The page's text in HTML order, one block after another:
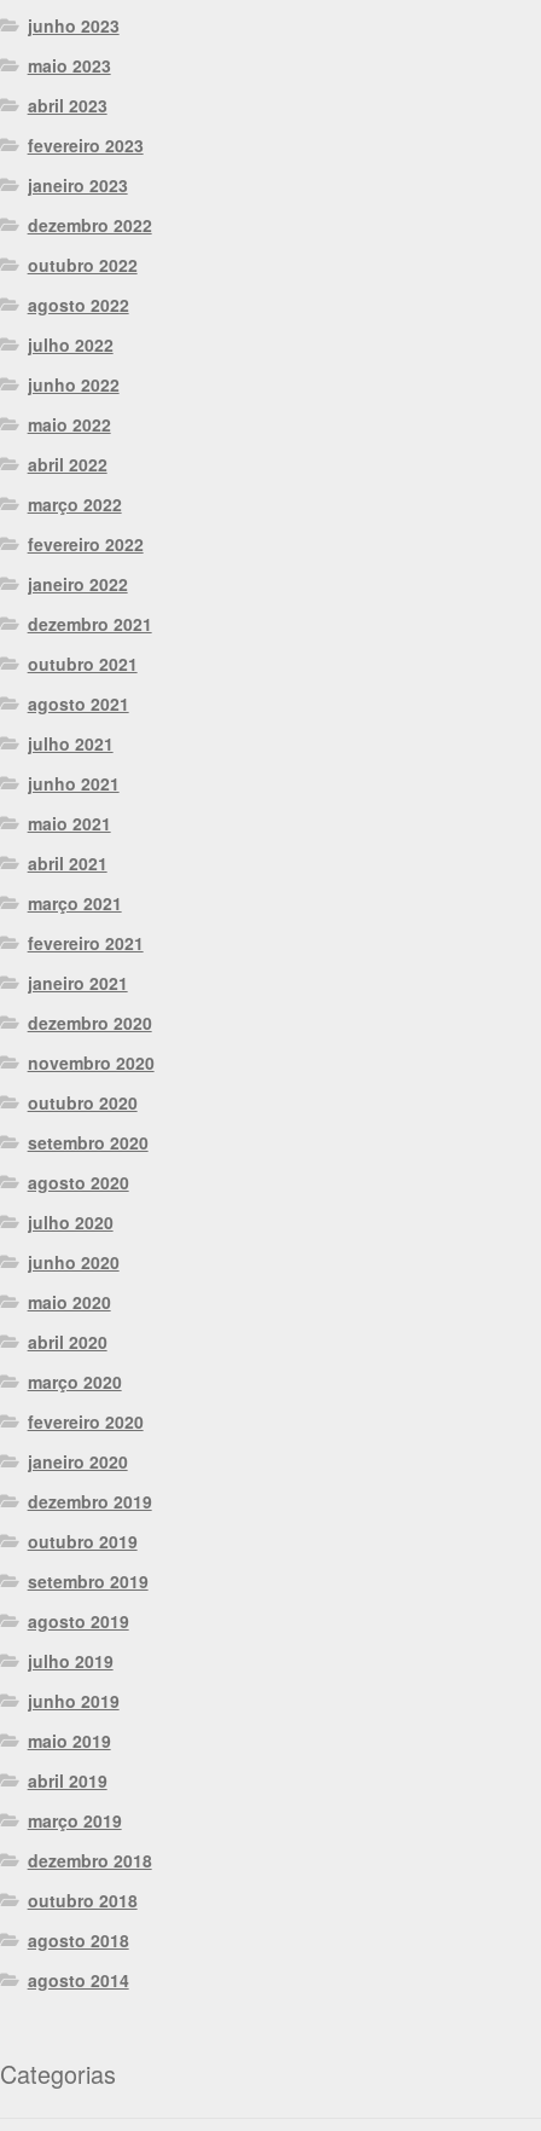
junho 2023
maio 2023
abril 2023
fevereiro 2023
janeiro 2023
dezembro 2022
outubro 2022
agosto 2022
julho 2022
junho 2022
maio 2022
abril 2022
março 2022
fevereiro 2022
janeiro 2022
dezembro 2021
outubro 2021
agosto 2021
julho 2021
junho 2021
maio 2021
abril 2021
março 2021
fevereiro 2021
janeiro 2021
dezembro 2020
novembro 2020
outubro 2020
setembro 2020
agosto 2020
julho 2020
junho 2020
maio 2020
abril 2020
março 2020
fevereiro 2020
janeiro 2020
dezembro 2019
outubro 2019
setembro 2019
agosto 2019
julho 2019
junho 2019
maio 2019
abril 2019
março 2019
dezembro 2018
outubro 2018
agosto 2018
agosto 2014
Categorias